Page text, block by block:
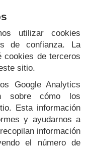
utilizar cookies
de confianza. La
cookies de terceros
sitio.
Google Analytics
sobre cómo los
Esta información
y ayudarnos a
información
el número de